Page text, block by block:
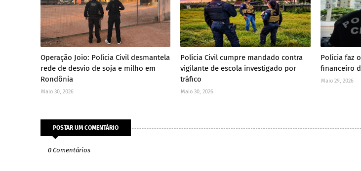
Operação Joio: Polícia Civil desmantela
rede de desvio de soja e milho em
Rondônia
Maio 30, 2026
Polícia Civil cumpre mandado contra
vigilante de escola investigado por
tráfico
Maio 30, 2026
Polícia faz
financeiro
Maio 29, 2026
POSTAR UM COMENTÁRIO
0 Comentários